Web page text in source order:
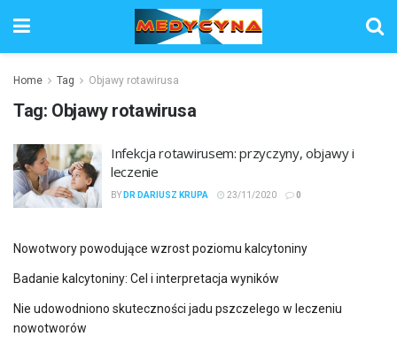
Home Tag Objawy rotawirusa
Tag: Objawy rotawirusa
Infekcja rotawirusem: przyczyny, objawy i
leczenie
BY DR DARIUSZ KRUPA 23/11/2020 0
Nowotwory powodujące wzrost poziomu kalcytoniny
Badanie kalcytoniny: Cel i interpretacja wyników
Nie udowodniono skuteczności jadu pszczelego w leczeniu
nowotworów